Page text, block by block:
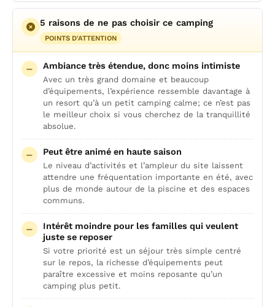
5 raisons de ne pas choisir ce camping
POINTS D'ATTENTION
Ambiance très étendue, donc moins intimiste
Avec un très grand domaine et beaucoup
d’équipements, l’expérience ressemble davantage à
un resort qu’à un petit camping calme; ce n’est pas
le meilleur choix si vous cherchez de la tranquillité
absolue.
Peut être animé en haute saison
Le niveau d’activités et l’ampleur du site laissent
attendre une fréquentation importante en été, avec
plus de monde autour de la piscine et des espaces
communs.
Intérêt moindre pour les familles qui veulent
juste se reposer
Si votre priorité est un séjour très simple centré
sur le repos, la richesse d’équipements peut
paraître excessive et moins reposante qu’un
camping plus petit.